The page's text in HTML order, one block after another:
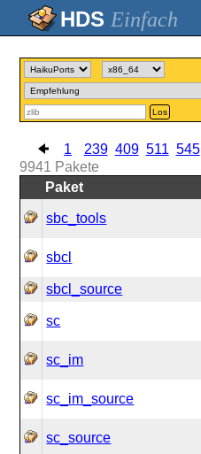
Einfach
Los
1 239 409 511 545
9941 Pakete
Paket
sbc_tools
sbcl
sbcl_source
sc
sc_im
sc_im_source
sc_source